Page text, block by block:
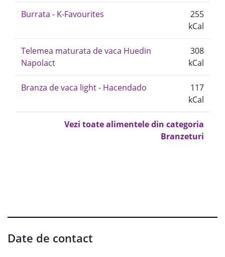
Burrata - K-Favourites
255
kCal
Telemea maturata de vaca Huedin
Napolact
308
kCal
Branza de vaca light - Hacendado
117
kCal
Vezi toate alimentele din categoria
Branzeturi
Date de contact